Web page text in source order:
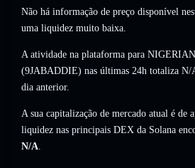
Não há informação de preço disponível
uma liquidez muito baixa.
A atividade na plataforma para
(9JABADDIE) nas últimas 24h totaliza N/
dia anterior.
A sua capitalização de mercado atual é de
liquidez nas principais DEX da Solana
N/A.